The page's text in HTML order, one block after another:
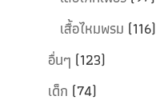
เสื้อไหมพรม (116)
อื่นๆ (123)
เด็ก (74)